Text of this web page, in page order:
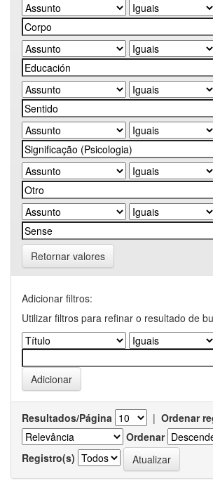
Retornar valores
Adicionar filtros:
Utilizar filtros para refinar o resultado de
Resultados/Página | Ordenar
Ordenar
Registro(s)